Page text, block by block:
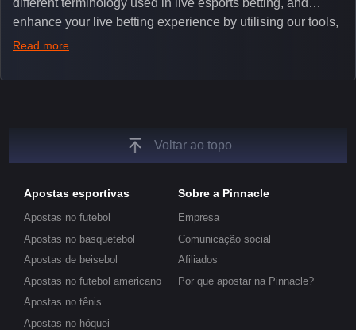
different terminology used in live esports betting, and
enhance your live betting experience by utilising our tools,
such as integrated live broadcasts, match and round
unique insights on the latest esports events.
Read more
Voltar ao topo
Apostas esportivas
Apostas no futebol
Apostas no basquetebol
Apostas de beisebol
Apostas no futebol americano
Apostas no tênis
Apostas no hóquei
Sobre a Pinnacle
Empresa
Comunicação social
Afiliados
Por que apostar na Pinnacle?